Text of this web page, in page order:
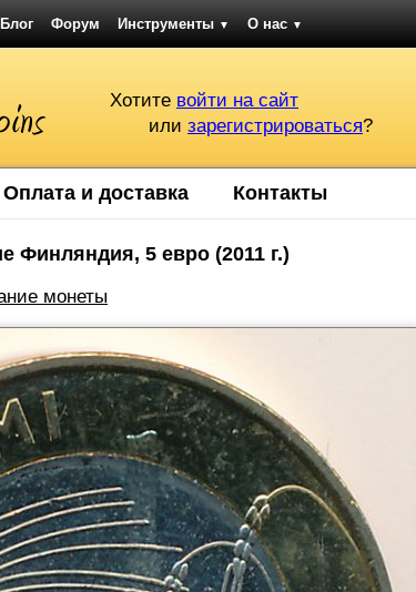
Блог Форум Инструменты ▼ О нас ▼
Хотите войти на сайт
или зарегистрироваться?
Оплата и доставка Контакты
Финляндия, 5 евро (2011 г.)
монеты